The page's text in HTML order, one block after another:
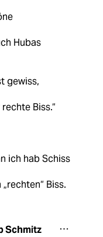
Hubas
gewiss,
Biss.“
ich hab Schiss
Biss.
Schmitz